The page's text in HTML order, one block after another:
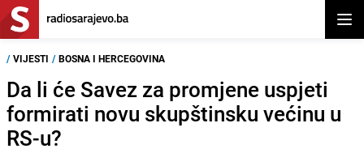
/ VIJESTI / BOSNA I HERCEGOVINA
Da li će Savez za promjene uspjeti
formirati novu skupštinsku većinu u
RS-u?